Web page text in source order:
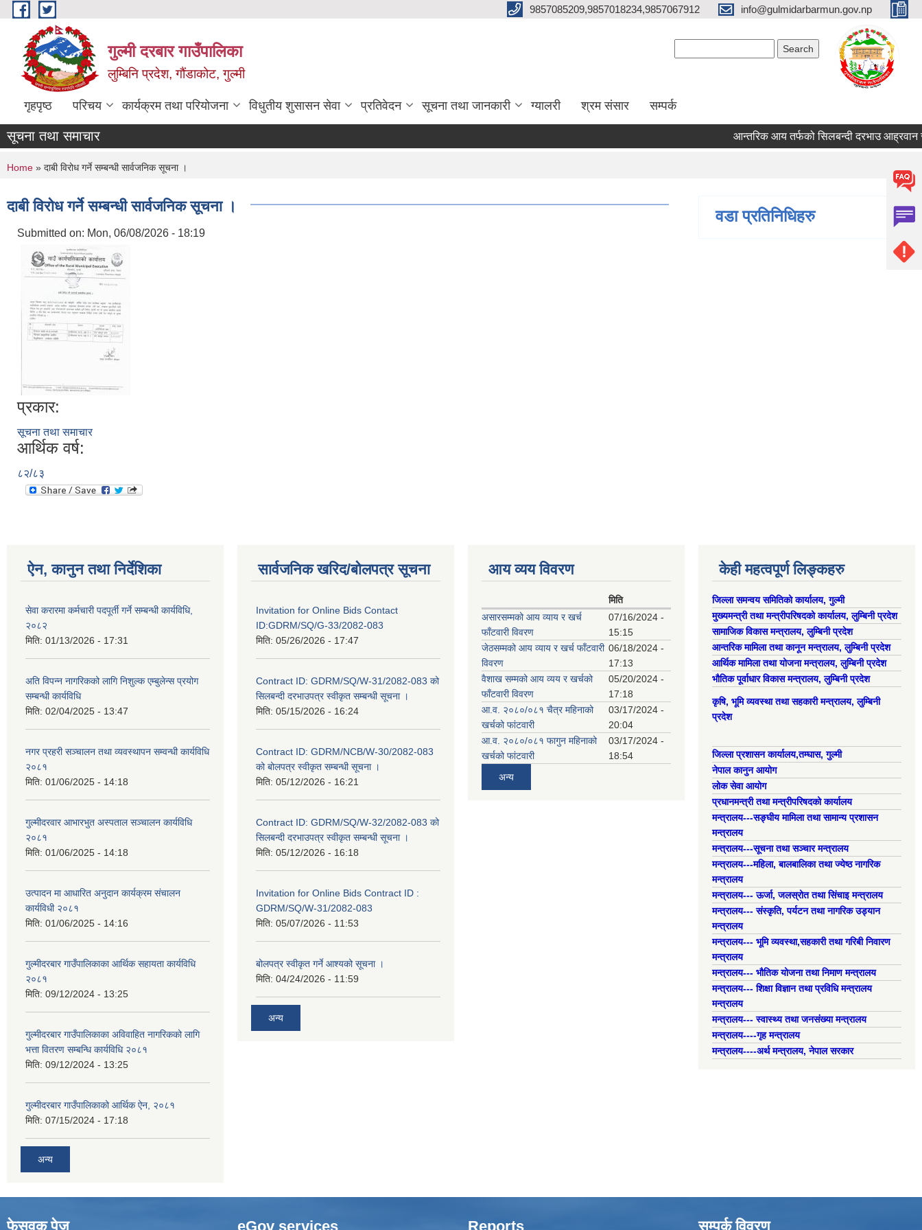
Skip to main content 9857085209,9857018234,9857067912 info@gulmidarbarmun.gov.np
गुल्मी दरबार गाउँपालिका
लुम्बिनि प्रदेश, गौंडाकोट, गुल्मी
गृहपृष्ठ परिचय कार्यक्रम तथा परियोजना विधुतीय शुसासन सेवा प्रतिवेदन सूचना तथा जानकारी ग्यालरी श्रम संसार सम्पर्क
सूचना तथा समाचार आन्तरिक आय तर्फको सिलबन्दी दरभाउ आह्रवान
You are here
Home » दाबी विरोध गर्ने सम्बन्धी सार्वजनिक सूचना ।
दाबी विरोध गर्ने सम्बन्धी सार्वजनिक सूचना ।
Submitted on: Mon, 06/08/2026 - 18:19
प्रकार:
सूचना तथा समाचार
आर्थिक वर्ष:
८२/८३
वडा प्रतिनिधिहरु
ऐन, कानुन तथा निर्देशिका
सेवा करारमा कर्मचारी पदपूर्ती गर्ने सम्बन्धी कार्यविधि,
२०८२
मिति: 01/13/2026 - 17:31
अति विपन्न नागरिकको लागि निशुल्क एम्बुलेन्स प्रयोग
सम्बन्धी कार्यविधि
मिति: 02/04/2025 - 13:47
नगर प्रहरी सञ्चालन तथा व्यवस्थापन सम्वन्धी कार्यविधि
२०८१
मिति: 01/06/2025 - 14:18
गुल्मीदरवार आभारभुत अस्पताल सञ्चालन कार्यविधि
२०८१
मिति: 01/06/2025 - 14:18
उत्पादन मा आधारित अनुदान कार्यक्रम संचालन
कार्यविधी २०८१
मिति: 01/06/2025 - 14:16
गुल्मीदरबार गाउँपालिकाका आर्थिक सहायता कार्यविधि
२०८१
मिति: 09/12/2024 - 13:25
गुल्मीदरबार गाउँपालिकाका अविवाहित नागरिकको लागि
भत्ता वितरण सम्बन्धि कार्यविधि २०८१
मिति: 09/12/2024 - 13:25
गुल्मीदरबार गाउँपालिकाको आर्थिक ऐन, २०८१
मिति: 07/15/2024 - 17:18
अन्य
सार्वजनिक खरिद/बोलपत्र सूचना
Invitation for Online Bids Contact
ID:GDRM/SQ/G-33/2082-083
मिति: 05/26/2026 - 17:47
Contract ID: GDRM/SQ/W-31/2082-083 को
सिलबन्दी दरभाउपत्र स्वीकृत सम्बन्धी सूचना ।
मिति: 05/15/2026 - 16:24
Contract ID: GDRM/NCB/W-30/2082-083
को बोलपत्र स्वीकृत सम्बन्धी सूचना ।
मिति: 05/12/2026 - 16:21
Contract ID: GDRM/SQ/W-32/2082-083 को
सिलबन्दी दरभाउपत्र स्वीकृत सम्बन्धी सूचना ।
मिति: 05/12/2026 - 16:18
Invitation for Online Bids Contract ID :
GDRM/SQ/W-31/2082-083
मिति: 05/07/2026 - 11:53
बोलपत्र स्वीकृत गर्ने आश्यको सूचना ।
मिति: 04/24/2026 - 11:59
अन्य
आय व्यय विवरण
मिति
असारसम्मको आय व्याय र खर्च
फाँटवारी विवरण
07/16/2024 -
15:15
जेठसम्मको आय व्याय र खर्च फाँटवारी
विवरण
06/18/2024 -
17:13
वैशाख सम्मको आय व्यय र खर्चको
फाँटवारी विवरण
05/20/2024 -
17:18
आ.व. २०८०/०८१ चैत्र महिनाको
खर्चको फांटवारी
03/17/2024 -
20:04
आ.व. २०८०/०८१ फागुन महिनाको
खर्चको फांटवारी
03/17/2024 -
18:54
अन्य
केही महत्वपूर्ण लिङ्कहरु
जिल्ला समन्वय समितिको कार्यालय, गुल्मी
मुख्यमन्त्री तथा मन्त्रीपरिषदको कार्यालय, लुम्बिनी प्रदेश
सामाजिक विकास मन्त्रालय, लुम्बिनी प्रदेश
आन्तरिक मामिला तथा कानून मन्त्रालय, लुम्बिनी प्रदेश
आर्थिक मामिला तथा योजना मन्त्रालय, लुम्बिनी प्रदेश
भौतिक पूर्वाधार विकास मन्त्रालय, लुम्बिनी प्रदेश
कृषि, भूमि व्यवस्था तथा सहकारी मन्त्रालय, लुम्बिनी
प्रदेश
जिल्ला प्रशासन कार्यालय,तम्घास, गुल्मी
नेपाल कानुन आयोग
लोक सेवा आयोग
प्रधानमन्त्री तथा मन्त्रीपरिषदको कार्यालय
मन्त्रालय---सङ्घीय मामिला तथा सामान्य प्रशासन
मन्त्रालय
मन्त्रालय---सूचना तथा सञ्चार मन्त्रालय
मन्त्रालय---महिला, बालबालिका तथा ज्येष्ठ नागरिक
मन्त्रालय
मन्त्रालय--- ऊर्जा, जलस्रोत तथा सिंचाइ मन्त्रालय
मन्त्रालय--- संस्कृति, पर्यटन तथा नागरिक उड्यान
मन्त्रालय
मन्त्रालय--- भूमि व्यवस्था,सहकारी तथा गरिबी निवारण
मन्त्रालय
मन्त्रालय--- भौतिक योजना तथा निमाण मन्त्रालय
मन्त्रालय--- शिक्षा विज्ञान तथा प्रविधि मन्त्रालय
मन्त्रालय
मन्त्रालय--- स्वास्थ्य तथा जनसंख्या मन्त्रालय
मन्त्रालय----गृह मन्त्रालय
मन्त्रालय----अर्थ मन्त्रालय, नेपाल सरकार
फेसवुक पेज eGov services Reports सम्पर्क विवरण